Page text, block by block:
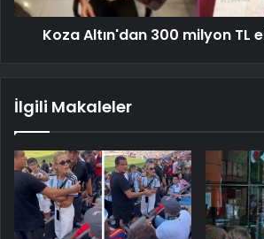
Koza Altın'dan 300 milyon TL
İlgili Makaleler